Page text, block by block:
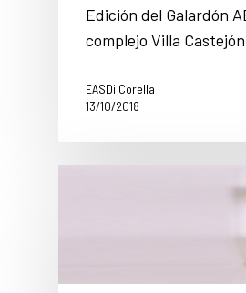
Edición del Galardón
complejo Villa
EASDi Corella
13/10/2018